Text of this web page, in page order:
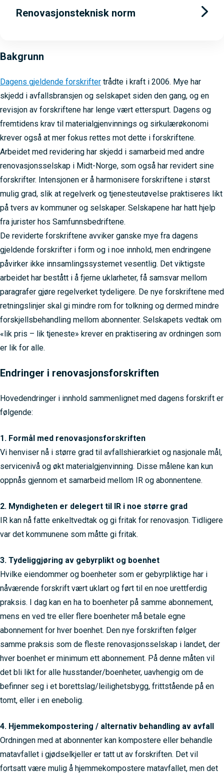
Renovasjonsteknisk norm
Bakgrunn
Dagens gjeldende forskrifter trådte i kraft i 2006. Mye har
skjedd i avfallsbransjen og selskapet siden den gang, og en
revisjon av forskriftene har lenge vært etterspurt. Dagens og
fremtidens krav til materialgjenvinnings og sirkulærøkonomi
krever også at mer fokus rettes mot dette i forskriftene.
Arbeidet med revidering har skjedd i samarbeid med andre
renovasjonsselskap i Midt-Norge, som også har revidert sine
forskrifter. Intensjonen er å harmonisere forskriftene i størst
mulig grad, slik at regelverk og tjenesteutøvelse praktiseres likt
på tvers av kommuner og selskaper. Selskapene har hatt hjelp
fra jurister hos Samfunnsbedriftene.
De reviderte forskriftene avviker ganske mye fra dagens
gjeldende forskrifter i form og i noe innhold, men endringene
påvirker ikke innsamlingssystemet vesentlig. Det viktigste
arbeidet har bestått i å fjerne uklarheter, få samsvar mellom
paragrafer gjøre regelverket tydeligere. De nye forskriftene med
retningslinjer skal gi mindre rom for tolkning og dermed mindre
forskjellsbehandling mellom abonnenter. Selskapets vedtak om
«lik pris – lik tjeneste» krever en praktisering av ordningen som
er lik for alle.
Endringer i renovasjonsforskriften
Hovedendringer i innhold sammenlignet med dagens forskrift er
følgende:
1. Formål med renovasjonsforskriften
Vi henviser nå i større grad til avfallshierarkiet og nasjonale mål,
servicenivå og økt materialgjenvinning. Disse målene kan kun
oppnås gjennom et samarbeid mellom IR og abonnentene.
2. Myndigheten er delegert til IR i noe større grad
IR kan nå fatte enkeltvedtak og gi fritak for renovasjon. Tidligere
var det kommunene som måtte gi fritak.
3. Tydeliggjøring av gebyrplikt og boenhet
Hvilke eiendommer og boenheter som er gebyrpliktige har i
nåværende forskrift vært uklart og ført til en noe urettferdig
praksis. I dag kan en ha to boenheter på samme abonnement,
mens en ved tre eller flere boenheter må betale egne
abonnement for hver boenhet. Den nye forskriften følger
samme praksis som de fleste renovasjonsselskap i landet, der
hver boenhet er minimum ett abonnement. På denne måten vil
det bli likt for alle husstander/boenheter, uavhengig om de
befinner seg i et borettslag/leilighetsbygg, frittstående på en
tomt, eller i en enebolig.
4. Hjemmekompostering / alternativ behandling av avfall
Ordningen med at abonnenter kan kompostere eller behandle
matavfallet i gjødselkjeller er tatt ut av forskriften. Det vil
fortsatt være mulig å hjemmekompostere matavfallet, men det